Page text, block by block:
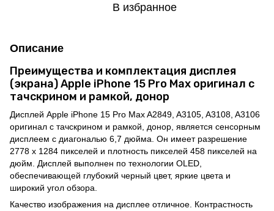
В избранное
Описание
Преимущества и комплектация дисплея
(экрана) Apple iPhone 15 Pro Max оригинал с
тачскрином и рамкой, донор
Дисплей Apple iPhone 15 Pro Max A2849, A3105, A3108, A3106
оригинал с тачскрином и рамкой, донор, является сенсорным
дисплеем с диагональю 6,7 дюйма. Он имеет разрешение
2778 x 1284 пикселей и плотность пикселей 458 пикселей на
дюйм. Дисплей выполнен по технологии OLED,
обеспечивающей глубокий черный цвет, яркие цвета и
широкий угол обзора.
Качество изображения на дисплее отличное. Контрастность